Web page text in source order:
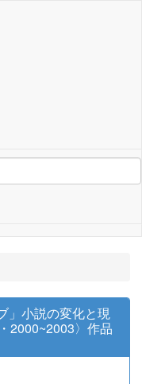
」小説の変化と現
2000~2003〉作品